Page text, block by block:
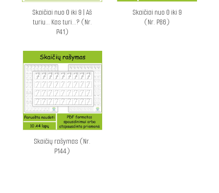
Skaičiai nuo 0 iki 9 | Aš
turiu... Kas turi...? (Nr.
P41)
Skaičiai nuo 0 iki 9
(Nr. P86)
Skaičių rašymas (Nr.
P144)